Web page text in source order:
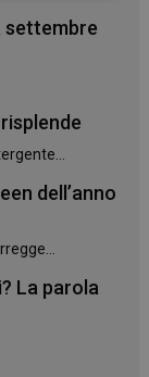
settembre
dell’anno
La parola
fruibile il
la
SCADENZA